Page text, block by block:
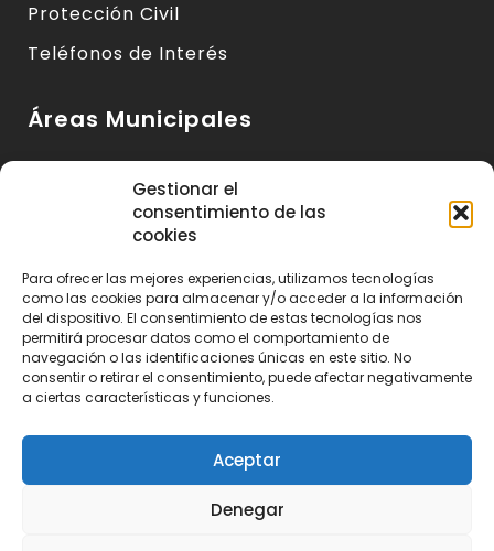
Gestionar el
consentimiento de las
cookies
Para ofrecer las mejores experiencias, utilizamos tecnologías
como las cookies para almacenar y/o acceder a la información
del dispositivo. El consentimiento de estas tecnologías nos
permitirá procesar datos como el comportamiento de
navegación o las identificaciones únicas en este sitio. No
consentir o retirar el consentimiento, puede afectar negativamente
a ciertas características y funciones.
Aceptar
Denegar
Protección Civil
Teléfonos de Interés
Áreas Municipales
Urbanismo y Vivienda
Medio Ambiente y Sanidad
Servicios Sociales
Seguridad Ciudadana
Actividad Económica y Consumo
Ayuntamiento de Huétor de Santillán 2023 | Realizado por